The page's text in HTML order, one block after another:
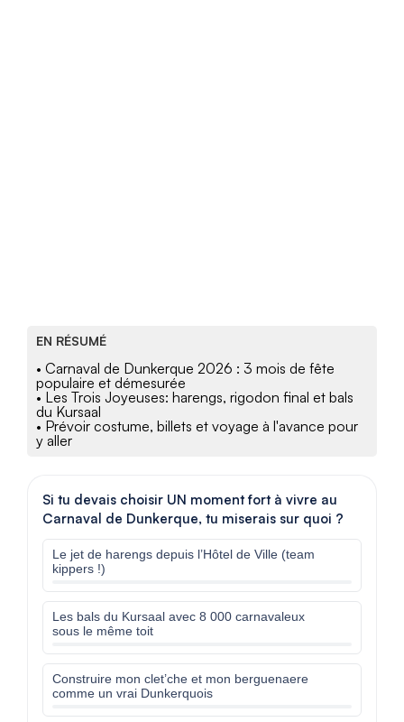
EN RÉSUMÉ
• Carnaval de Dunkerque 2026 : 3 mois de fête
populaire et démesurée
• Les Trois Joyeuses: harengs, rigodon final et bals
du Kursaal
• Prévoir costume, billets et voyage à l'avance pour
y aller
Si tu devais choisir UN moment fort à vivre au
Carnaval de Dunkerque, tu miserais sur quoi ?
Le jet de harengs depuis l’Hôtel de Ville (team
kippers !)
Les bals du Kursaal avec 8 000 carnavaleux
sous le même toit
Construire mon clet’che et mon berguenaere
comme un vrai Dunkerquois